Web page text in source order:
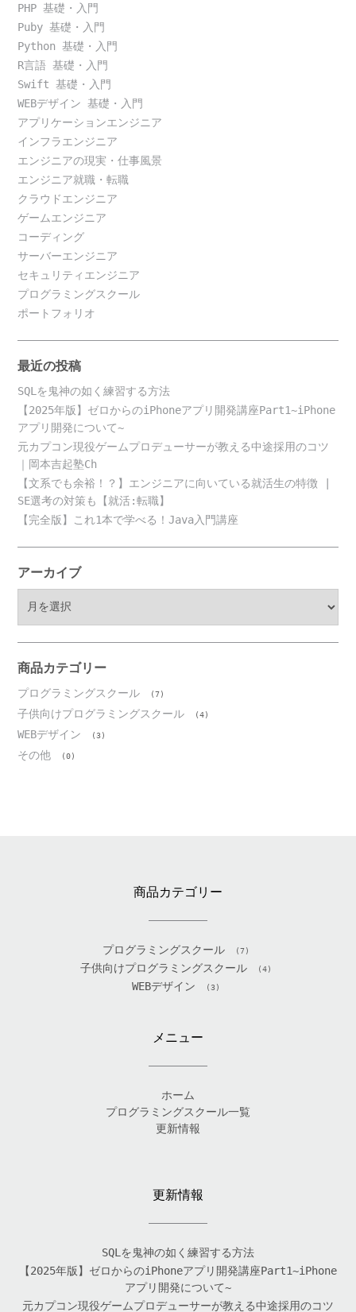
PHP 基礎・入門
Puby 基礎・入門
Python 基礎・入門
R言語 基礎・入門
Swift 基礎・入門
WEBデザイン 基礎・入門
アプリケーションエンジニア
インフラエンジニア
エンジニアの現実・仕事風景
エンジニア就職・転職
クラウドエンジニア
ゲームエンジニア
コーディング
サーバーエンジニア
セキュリティエンジニア
プログラミングスクール
ポートフォリオ
最近の投稿
SQLを鬼神の如く練習する方法
【2025年版】ゼロからのiPhoneアプリ開発講座Part1~iPhone
アプリ開発について~
元カプコン現役ゲームプロデューサーが教える中途採用のコツ
｜岡本吉起塾Ch
【文系でも余裕！？】エンジニアに向いている就活生の特徴 |
SE選考の対策も【就活:転職】
【完全版】これ1本で学べる！Java入門講座
アーカイブ
ブ
商品カテゴリー
プログラミングスクール (7)
子供向けプログラミングスクール (4)
WEBデザイン (3)
その他 (0)
商品カテゴリー
プログラミングスクール (7)
子供向けプログラミングスクール (4)
WEBデザイン (3)
メニュー
ホーム
プログラミングスクール一覧
更新情報
更新情報
SQLを鬼神の如く練習する方法
【2025年版】ゼロからのiPhoneアプリ開発講座Part1~iPhone
アプリ開発について~
元カプコン現役ゲームプロデューサーが教える中途採用のコツ